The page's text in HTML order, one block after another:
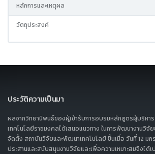
หลักการและเหตุผล
วัตถุประสงค์
ประวัติความเป็นมา
ผลจากวิทยานิพนธ์ของผู้เข้ารับการอบรมหลักสูตรผู้บริหา
เทคโนโลยีราชมงคลได้เสนอแนวทาง ในการพัฒนางานวิจั
จัดตั้ง สถาบันวิจัยและพัฒนาเทคโนโลยี ขึ้นเมื่อ วันที่ 12 มก
ประสานและสนับสนุนงานวิจัยและเพื่อความเหมาะสมจึงได้